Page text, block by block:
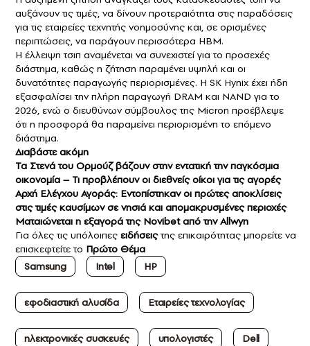
αυξάνουν τις τιμές, να δίνουν προτεραιότητα στις παραδόσεις
για τις εταιρείες τεχνητής νοημοσύνης και, σε ορισμένες
περιπτώσεις, να παράγουν περισσότερα HBM.
Η έλλειψη τσιπ αναμένεται να συνεχιστεί για το προσεχές
διάστημα, καθώς η ζήτηση παραμένει υψηλή και οι
δυνατότητες παραγωγής περιορισμένες. Η SK Hynix έχει ήδη
εξασφαλίσει την πλήρη παραγωγή DRAM και NAND για το
2026, ενώ ο διευθύνων σύμβουλος της Micron προέβλεψε
ότι η προσφορά θα παραμείνει περιορισμένη το επόμενο
διάστημα.
Διαβάστε ακόμη
Τα Στενά του Ορμούζ βάζουν στην εντατική την παγκόσμια
οικονομία – Τι προβλέπουν οι διεθνείς οίκοι για τις αγορές
Αρχή Ελέγχου Αγοράς: Εντοπίστηκαν οι πρώτες αποκλίσεις
στις τιμές καυσίμων σε νησιά και απομακρυσμένες περιοχές
Ματαιώνεται η εξαγορά της Novibet από την Allwyn
Για όλες τις υπόλοιπες ειδήσειςτης επικαιρότητας μπορείτε να
επισκεφτείτε το Πρώτο Θέμα
Samsung
Intel HP
εφοδιαστική αλυσίδα Εταιρείες τεχνολογίας
ηλεκτρονικές συσκευές υπολογιστές Dell